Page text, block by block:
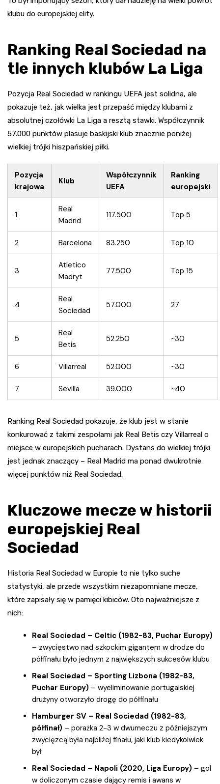
klubu do europejskiej elity.
Ranking Real Sociedad na
tle innych klubów La Liga
Pozycja Real Sociedad w rankingu UEFA jest solidna, ale
pokazuje też, jak wielka jest przepaść między klubami z
absolutnej czołówki La Liga a resztą stawki. Współczynnik
57.000 punktów plasuje baskijski klub znacznie poniżej
wielkiej trójki hiszpańskiej piłki.
Pozycja
krajowa
Klub
Współczynnik
UEFA
Ranking
europejski
1
Real
Madrid
117.500 Top 5
2 Barcelona 83.250 Top 10
3
Atletico
Madryt
77.500 Top 15
4
Real
Sociedad
57.000 27
5
Real
Betis
52.250 ~30
6 Villarreal 52.000 ~30
7 Sevilla 39.000 ~40
Ranking Real Sociedad pokazuje, że klub jest w stanie
konkurować z takimi zespołami jak Real Betis czy Villarreal o
miejsce w europejskich pucharach. Dystans do wielkiej trójki
jest jednak znaczący – Real Madrid ma ponad dwukrotnie
więcej punktów niż Real Sociedad.
Kluczowe mecze w historii
europejskiej Real
Sociedad
Historia Real Sociedad w Europie to nie tylko suche
statystyki, ale przede wszystkim niezapomniane mecze,
które zapisały się w pamięci kibiców. Oto najważniejsze z
nich:
Real Sociedad – Celtic (1982-83, Puchar Europy)
– zwycięstwo nad szkockim gigantem w drodze do
półfinału było jednym z największych sukcesów klubu
Real Sociedad – Sporting Lizbona (1982-83,
Puchar Europy) – wyeliminowanie portugalskiej
drużyny otworzyło drogę do półfinału
Hamburger SV – Real Sociedad (1982-83,
półfinał) – porażka 2-3 w dwumeczu z późniejszym
zwycięzcą była najbliżej finału, jaki klub kiedykolwiek
był
Real Sociedad – Napoli (2020, Liga Europy) – gol
w doliczonym czasie dający remis i awans w